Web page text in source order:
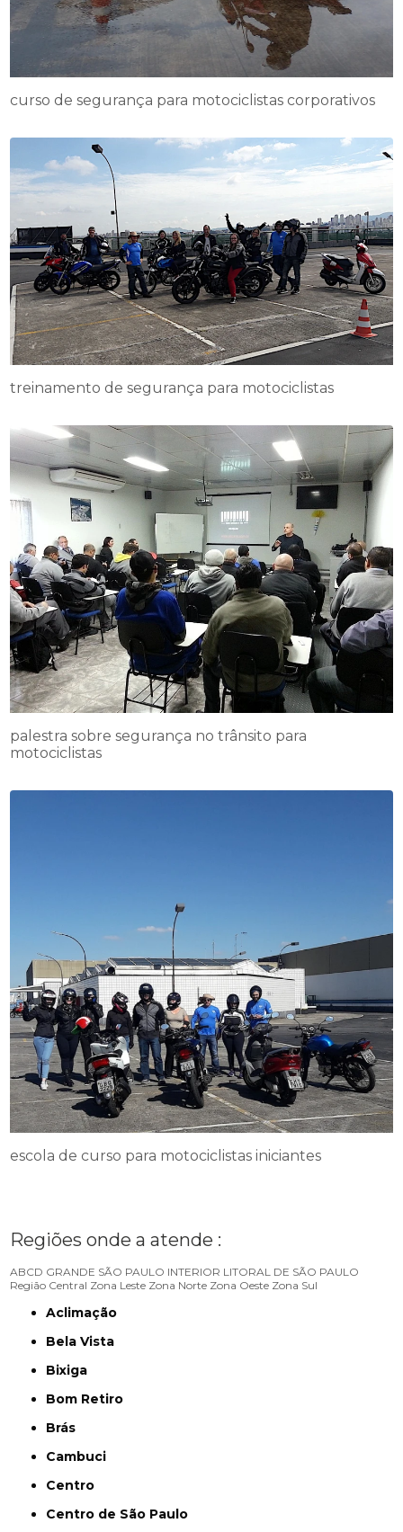
curso de segurança para motociclistas corporativos
treinamento de segurança para motociclistas
palestra sobre segurança no trânsito para
motociclistas
escola de curso para motociclistas iniciantes
Regiões onde a atende :
ABCD GRANDE SÃO PAULO INTERIOR LITORAL DE SÃO PAULO
Região Central Zona Leste Zona Norte Zona Oeste Zona Sul
Aclimação
Bela Vista
Bixiga
Bom Retiro
Brás
Cambuci
Centro
Centro de São Paulo